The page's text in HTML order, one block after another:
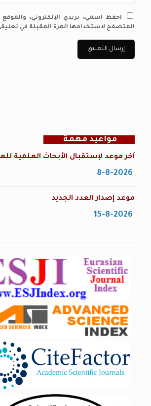
احفظ اسمي، بريدي الإلكتروني، والموقع
المتصفح لاستخدامها المرة المقبلة في
مواعيد مهمة
آخر موعد لإستقبال الأبحاث العلمية
موعد إصدار العدد الجديد